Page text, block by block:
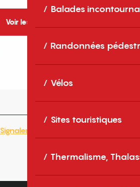
Balades
Randonnées
Vélos
Sites touristiques
Thermalisme,
Voir les sites web
Signaler une erreur